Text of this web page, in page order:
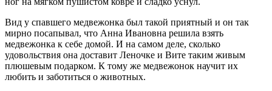
Вид у спавшего медвежонка был такой приятный и он так
мирно посапывал, что Анна Ивановна решила взять
медвежонка к себе домой. И на самом деле, сколько
удовольствия она доставит Леночке и Вите таким живым
плюшевым подарком. К тому же медвежонок научит их
любить и заботиться о животных.